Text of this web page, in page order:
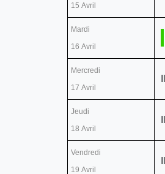
15 Avril
Mardi
16 Avril
Mercredi
17 Avril
Jeudi
18 Avril
Vendredi
19 Avril